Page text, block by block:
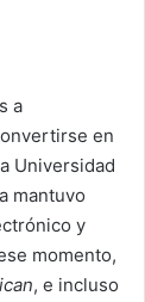
a
en
Universidad
mantuvo
y
momento,
, e incluso